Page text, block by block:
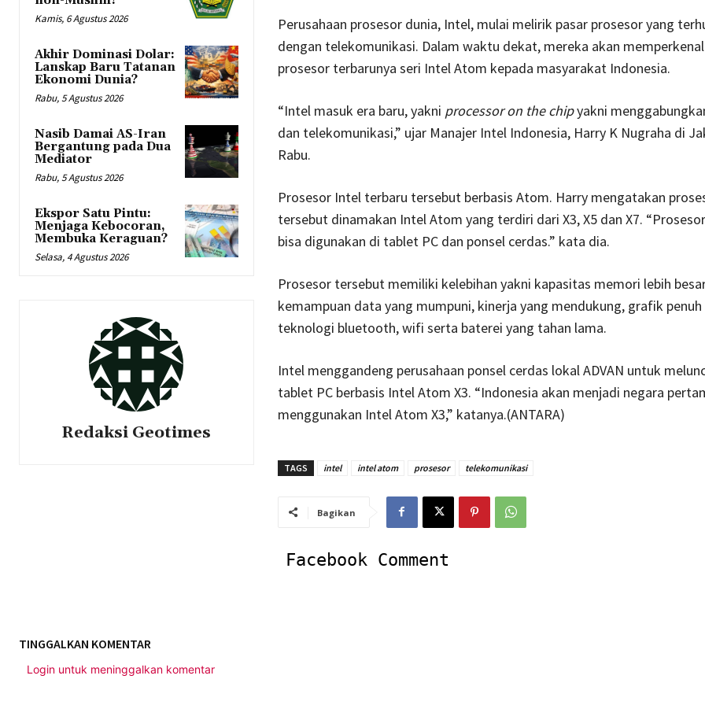
Kamis, 6 Agustus 2026
Akhir Dominasi Dolar:
Lanskap Baru Tatanan
Ekonomi Dunia?
Rabu, 5 Agustus 2026
Nasib Damai AS-Iran
Bergantung pada Dua
Mediator
Rabu, 5 Agustus 2026
Ekspor Satu Pintu:
Menjaga Kebocoran,
Membuka Keraguan?
Selasa, 4 Agustus 2026
Redaksi Geotimes
Perusahaan prosesor dunia, Intel, mulai melirik pasar prosesor yang
dengan telekomunikasi. Dalam waktu dekat, mereka akan
prosesor terbarunya seri Intel Atom kepada masyarakat Indonesia.
“Intel masuk era baru, yakni processor on the chipyakni
dan telekomunikasi,” ujar Manajer Intel Indonesia, Harry K Nugraha di
Rabu.
Prosesor Intel terbaru tersebut berbasis Atom. Harry mengatakan
tersebut dinamakan Intel Atom yang terdiri dari X3, X5 dan X7.
bisa digunakan di tablet PC dan ponsel cerdas.” kata dia.
Prosesor tersebut memiliki kelebihan yakni kapasitas memori lebih
kemampuan data yang mumpuni, kinerja yang mendukung, grafik penuh
teknologi bluetooth, wifi serta baterei yang tahan lama.
Intel menggandeng perusahaan ponsel cerdas lokal ADVAN untuk
tablet PC berbasis Intel Atom X3. “Indonesia akan menjadi negara
menggunakan Intel Atom X3,” katanya.(ANTARA)
TAGS intel intel atom prosesor telekomunikasi
Bagikan
Facebook Comment
TINGGALKAN KOMENTAR
Login untuk meninggalkan komentar